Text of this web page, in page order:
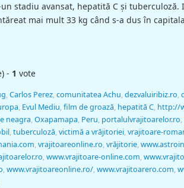
stadiu avansat, hepatită C şi
mai mult 33 kg când s-a dus în
- 1 vote
,Carlos Perez,comunitatea Achu,dezvaluiribiz.ro,
, Evul Mediu,film de groază, hepatită C, http://
neagra,Oxapamapa, Peru, portalulvrajitoarelor.ro,
,tuberculoză,victimă a vrăjitoriei,vrajitoare-
,vrajitoareonline.ro,vrăjitorie,
,www.vrajitoare-online.com,
,www.vrajitoareonline.ro/,www.vrajitoarero.com,